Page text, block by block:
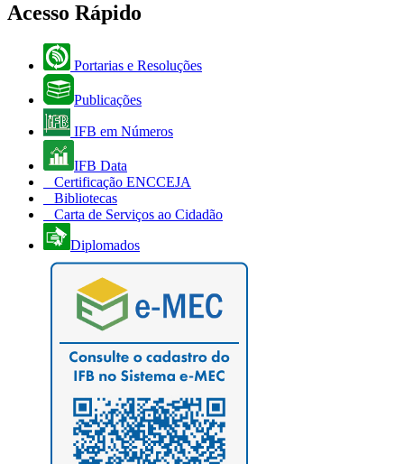
Acesso Rápido
Portarias e Resoluções
Publicações
IFB em Números
IFB Data
Certificação ENCCEJA
Bibliotecas
Carta de Serviços ao Cidadão
Diplomados